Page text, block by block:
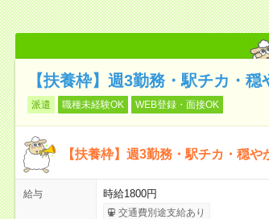
【扶養枠】週3勤務・駅チカ・
派遣 職種未経験OK WEB登録・面接OK
【扶養枠】週3勤務・駅チカ・穏や
給与 時給1800円
交通費別途支給あり